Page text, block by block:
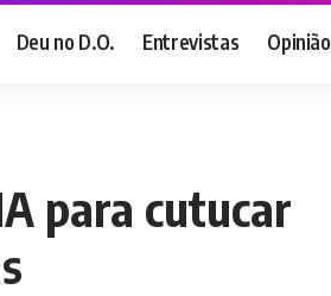
Deu no D.O. Entrevistas Opinião
para cutucar